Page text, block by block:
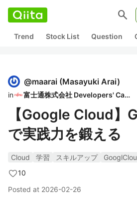
search
Trend Stock List Question
@maarai (Masayuki Arai)
in 富士通株式会社 Developers' Cafe
【Google Cloud】
で実践力を鍛える
Cloud 学習 スキルアップ
10
Posted at 2026-02-26